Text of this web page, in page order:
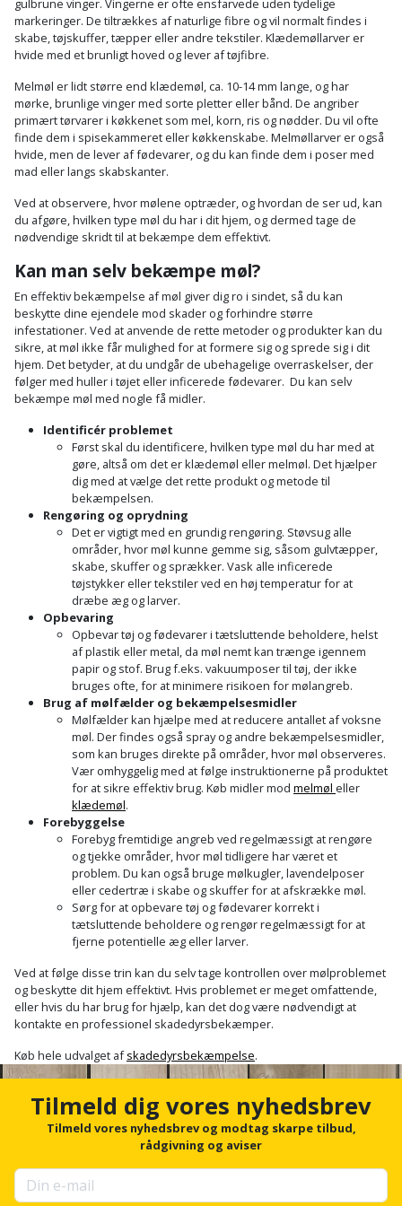
Plastlister
Radonsikring
Rumdeler
Sand
og
grus
Skruer,
bolte
og
møtrikker
Skunklem
Søm
Sternbeklædning
tagplader
Terrassebrædder
Terrasseopklodsning
byggeri
Vinduer
WinWin
plader
Løfteudstyr
Markeringsværktøj
Mejsel
Murerværktøj
Nedstryger
Nøgleværktøj
Økse
Oliekande
Palleløfter
Polsøger
Profilsaks
Renseservietter
Sækkelukker
Savbuk
Savklinge
Skraber
Skruestik
Skruetrækker
Skruetvinge
Slibeartikler
og
rustopløser
Flisevibrator
Føringsskinne
Forlængerledning
Fugepistol
Fugtmåler
Gipsskruemaskine
Girafsliber
Girafsliber
tilbehør
Høvl
Industristøvsuger
Kantfræser
Kantlimer
Kantlimertilbehør
geringssav
Kerneboremaskine
Klammepistol
Klippeværktøj
Kombokit
Kompressor
Ligesliber
Limpistol
Linjelaser
Loddekolbe
Luftværktøj
Måleinstrumenter
Malersprøjte
Gummibåd
og
Havemøbler
Havepleje
Haveredskaber
Haveslange
og
tilbehør
Havetilbehør
Hegn
Højtaler
Klæbesøm
Køkkenudstyr
Lommelygte
Merchandise
Mobiltilbehør
Pavillon
Personlig
Plantekasser
Postkasse
Postkassestander
gulbrune vinger. Vingerne er ofte ensfarvede uden tydelige
markeringer. De tiltrækkes af naturlige fibre og vil normalt findes i
skabe, tøjskuffer, tæpper eller andre tekstiler. Klædemøllarver er
hvide med et brunligt hoved og lever af tøjfibre.
Melmøl er lidt større end klædemøl, ca. 10-14 mm lange, og har
mørke, brunlige vinger med sorte pletter eller bånd. De angriber
primært tørvarer i køkkenet som mel, korn, ris og nødder. Du vil ofte
finde dem i spisekammeret eller køkkenskabe. Melmøllarver er også
hvide, men de lever af fødevarer, og du kan finde dem i poser med
mad eller langs skabskanter.
Ved at observere, hvor mølene optræder, og hvordan de ser ud, kan
du afgøre, hvilken type møl du har i dit hjem, og dermed tage de
nødvendige skridt til at bekæmpe dem effektivt.
Kan man selv bekæmpe møl?
En effektiv bekæmpelse af møl giver dig ro i sindet, så du kan
beskytte dine ejendele mod skader og forhindre større
infestationer. Ved at anvende de rette metoder og produkter kan du
sikre, at møl ikke får mulighed for at formere sig og sprede sig i dit
hjem. Det betyder, at du undgår de ubehagelige overraskelser, der
følger med huller i tøjet eller inficerede fødevarer. Du kan selv
bekæmpe møl med nogle få midler.
Identificér problemet
Først skal du identificere, hvilken type møl du har med at
gøre, altså om det er klædemøl eller melmøl. Det hjælper
dig med at vælge det rette produkt og metode til
bekæmpelsen.
Rengøring og oprydning
Det er vigtigt med en grundig rengøring. Støvsug alle
områder, hvor møl kunne gemme sig, såsom gulvtæpper,
skabe, skuffer og sprækker. Vask alle inficerede
tøjstykker eller tekstiler ved en høj temperatur for at
dræbe æg og larver.
Opbevaring
Opbevar tøj og fødevarer i tætsluttende beholdere, helst
af plastik eller metal, da møl nemt kan trænge igennem
papir og stof. Brug f.eks. vakuumposer til tøj, der ikke
bruges ofte, for at minimere risikoen for mølangreb.
Brug af mølfælder og bekæmpelsesmidler
Mølfælder kan hjælpe med at reducere antallet af voksne
møl. Der findes også spray og andre bekæmpelsesmidler,
som kan bruges direkte på områder, hvor møl observeres.
Vær omhyggelig med at følge instruktionerne på produktet
for at sikre effektiv brug. Køb midler mod melmøl eller
klædemøl.
Forebyggelse
Forebyg fremtidige angreb ved regelmæssigt at rengøre
og tjekke områder, hvor møl tidligere har været et
problem. Du kan også bruge mølkugler, lavendelposer
eller cedertræ i skabe og skuffer for at afskrække møl.
Sørg for at opbevare tøj og fødevarer korrekt i
tætsluttende beholdere og rengør regelmæssigt for at
fjerne potentielle æg eller larver.
Ved at følge disse trin kan du selv tage kontrollen over mølproblemet
og beskytte dit hjem effektivt. Hvis problemet er meget omfattende,
eller hvis du har brug for hjælp, kan det dog være nødvendigt at
kontakte en professionel skadedyrsbekæmper.
Køb hele udvalget afskadedyrsbekæmpelse.
Tilmeld dig vores nyhedsbrev
Tilmeld vores nyhedsbrev og modtag skarpe tilbud,
rådgivning og aviser